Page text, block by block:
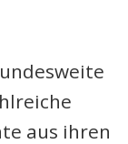
aus ihren